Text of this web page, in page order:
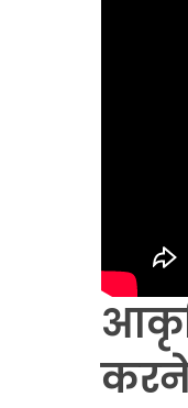
करने